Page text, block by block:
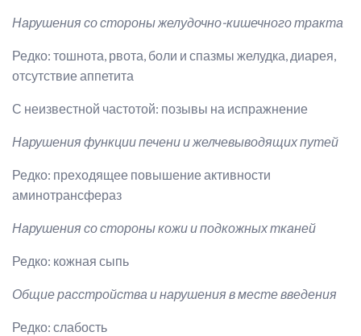
Нарушения со стороныжелудочно-кишечного тракта
Редко: тошнота, рвота, боли и спазмы желудка, диарея,
отсутствие аппетита
С неизвестной частотой: позывы на испражнение
Нарушения функции печени и желчевыводящих путей
Редко: преходящее повышение активности
аминотрансфераз
Нарушения со стороны кожи и подкожных тканей
Редко: кожная сыпь
Общие расстройства и нарушения в месте введения
Редко: слабость